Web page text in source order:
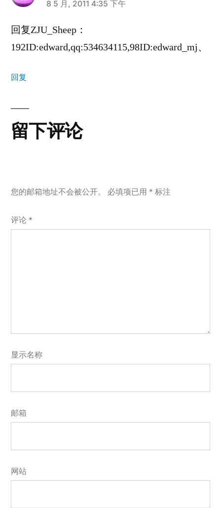
说：
8 5 月, 2011 4:35 下午
回复ZJU_Sheep：
192ID:edward,qq:534634115,98ID:edward_mj、
回复
留下评论
您的邮箱地址不会被公开。 必填项已用 * 标注
评论 *
显示名称
邮箱
网站